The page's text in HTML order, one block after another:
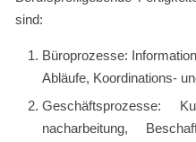
sind:
Büroprozesse:
Abläufe, Koordinations-
Geschäftsprozesse:
nacharbeitung,